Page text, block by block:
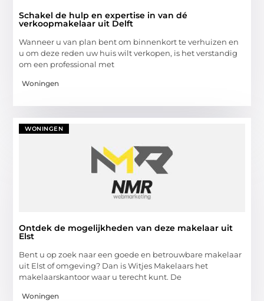
Schakel de hulp en expertise in van dé
verkoopmakelaar uit Delft
Wanneer u van plan bent om binnenkort te verhuizen en
u om deze reden uw huis wilt verkopen, is het verstandig
om een professional met
Woningen
WONINGEN
Ontdek de mogelijkheden van deze makelaar uit
Elst
Bent u op zoek naar een goede en betrouwbare makelaar
uit Elst of omgeving? Dan is Witjes Makelaars het
makelaarskantoor waar u terecht kunt. De
Woningen